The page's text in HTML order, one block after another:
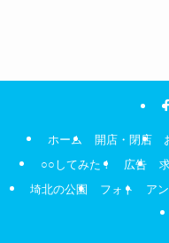
ホーム 開店・閉店
○○してみた！
広告
埼北の公園
フォト ア